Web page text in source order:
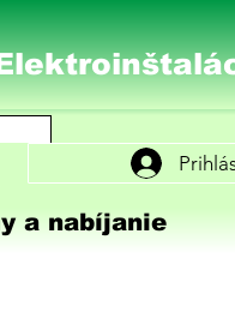
a nabíjanie